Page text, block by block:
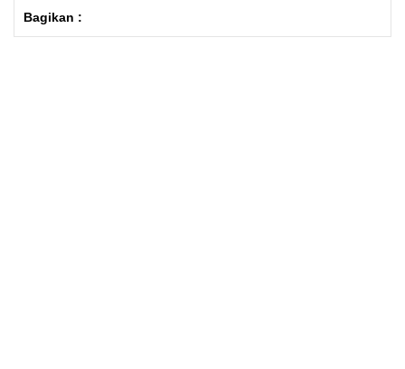
Bagikan :